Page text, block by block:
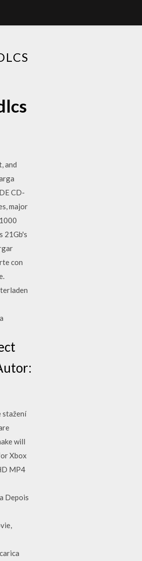
and
CD-
major
21Gb's
con
stažení
will
Xbox
MP4
Depois